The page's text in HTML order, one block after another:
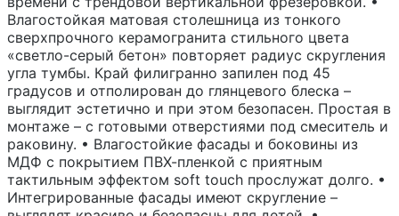
Влагостойкая матовая столешница из тонкого
сверхпрочного керамогранита стильного цвета
«светло-серый бетон» повторяет радиус скругления
угла тумбы. Край филигранно запилен под 45
градусов и отполирован до глянцевого блеска –
выглядит эстетично и при этом безопасен. Простая в
монтаже – с готовыми отверстиями под смеситель и
раковину. • Влагостойкие фасады и боковины из
МДФ с покрытием ПВХ-пленкой с приятным
тактильным эффектом soft touch прослужат долго. •
Интегрированные фасады имеют скругление –